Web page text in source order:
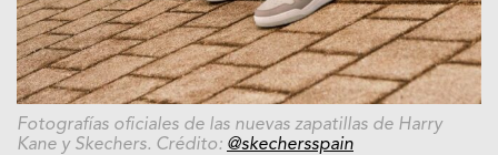
Fotografías oficiales de las nuevas zapatillas de Harry
Kane y Skechers. Crédito: @skechersspain